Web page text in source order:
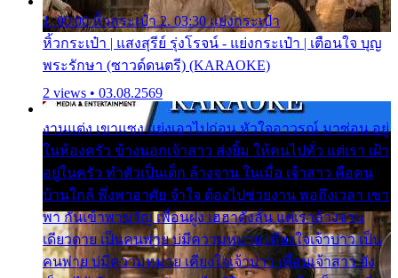
1. 00:00 หิ้วกระเป๋า 2. 03:30 แย่งกระเป๋า
หิ้วกระเป๋า | แสงสุรีย์ รุ่งโรจน์ - แย่งกระเป๋า | เตือนใจ บุญ
พระรักษา (ซาวด์ดนตรี) (KARAOKE)
2 views • 03.08.2569
งานแต่ง เขาแซง แย่งเอาไปก่อน หัวใจอาวรณ์ มาซ่อน อยู่
ในห้องครัว ข้างนอกเจ้าสาว ส่งยิ้ม ให้คนไปทั่ว แต่เรา เฝ้า
อยู่ในครัว ทำตัวเป็นเด็ก ล้างจาน ในเมื่อ เจ้าสาว คือคน
บ้านใกล้ พึ่งพาอาศัย จำใจ ต้องไปช่วยงาน พอถึงเวลา เขา
พา กันเข้าพาขวัญ เพื่อนฝูง เฮฮาดังลั่น แต่เราล้างจาน
เดียวดาย เป็นคนพ่าย บ่มีความหมาย เคียงใจเจ้าบ่าว เป็น
คนพ่าย บ่มีความหมาย เคียงใจเจ้าบ่าว เพื่อนเจ้าสาว ยัง